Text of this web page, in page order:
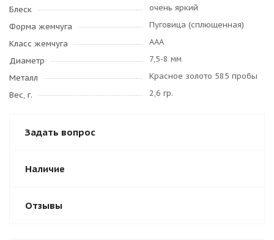
Блеск
очень яркий
Форма жемчуга
Пуговица (сплющенная)
Класс жемчуга
AAA
Диаметр
7,5-8 мм
Металл
Красное золото 585 пробы
Вес, г.
2,6 гр.
Задать вопрос
Наличие
Отзывы